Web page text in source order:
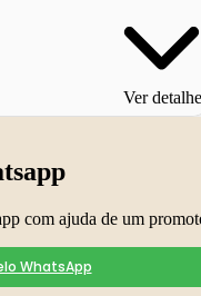
Ver
com ajuda de um
WhatsApp